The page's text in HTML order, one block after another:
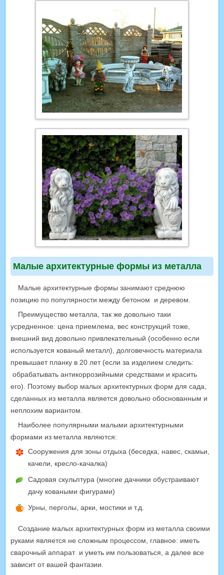
Малые архитектурные формы из металла
Малые архитектурные формы занимают среднюю
позицию по популярности между бетоном и деревом.
Преимущество металла, так же довольно таки
усредненное: цена приемлема, вес конструкций тоже,
внешний вид довольно привлекательный (особенно если
используется кованый металл), долговечность материала
превышает планку в 20 лет (если за изделием следить:
обрабатывать антикоррозийными средствами и красить
его). Поэтому выбор малых архитектурных форм для сада,
сделанных из металла является довольно обоснованным и
неплохим вариантом.
Наиболее популярными малыми архитектурными
формами из металла являются:
Сооружения для зоны отдыха (беседка, навес, скамьи,
качели, кресло-качалка)
Садовая скульптура (многие дачники обустраивают
дачу коваными фигурами)
Урны, перголы, арки, мостики и т.д.
Создание малых архитектурных форм из металла своими
руками является не сложным процессом, главное: иметь
сварочный аппарат и уметь им пользоваться, а далее все
зависит от вашей фантазии.